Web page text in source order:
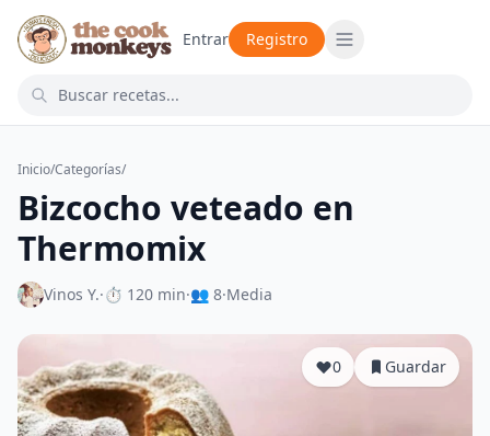
Entrar Registro
Inicio/Categorías/
Bizcocho veteado en
Thermomix
Vinos Y.·⏱ 120 min·👥 8·Media
0 Guardar